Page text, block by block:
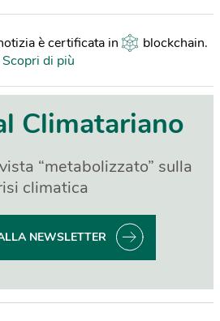
è certificata in blockchain.
Scopri di più
Climatariano
“metabolizzato” sulla
climatica
NEWSLETTER